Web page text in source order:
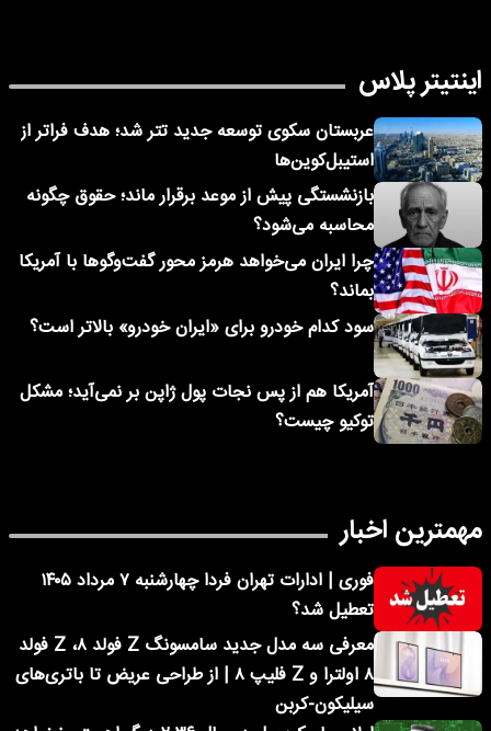
اینتیتر پلاس
عربستان سکوی توسعه جدید تتر شد؛ هدف فراتر از
استیبل‌کوین‌ها
بازنشستگی پیش از موعد برقرار ماند؛ حقوق چگونه
محاسبه می‌شود؟
چرا ایران می‌خواهد هرمز محور گفت‌وگوها با آمریکا
بماند؟
سود کدام خودرو برای «ایران خودرو» بالاتر است؟
آمریکا هم از پس نجات پول ژاپن بر نمی‌آید؛ مشکل
توکیو چیست؟
مهمترین اخبار
فوری | ادارات تهران فردا چهارشنبه ۷ مرداد ۱۴۰۵
تعطیل شد؟
معرفی سه مدل جدید سامسونگ Z فولد ۸، Z فولد
۸ اولترا و Z فلیپ ۸ | از طراحی عریض تا باتری‌های
سیلیکون-کربن